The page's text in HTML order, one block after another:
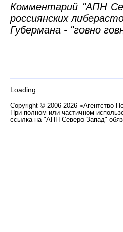
Комментарий "АПН
россиянских
Губермана - "говно
Loading...
Copyright © 2006-2026 «Агентство
При полном или частичном
ссылка на "АПН Северо-Запад"